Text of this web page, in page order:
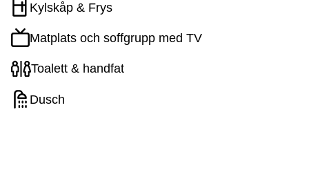
Kylskåp & Frys
Matplats och soffgrupp med TV
Toalett & handfat
Dusch